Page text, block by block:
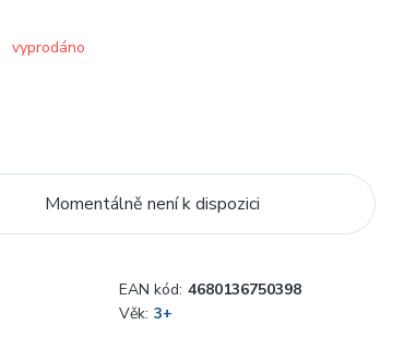
vyprodáno
Momentálně není k dispozici
EAN kód: 4680136750398
Věk: 3+